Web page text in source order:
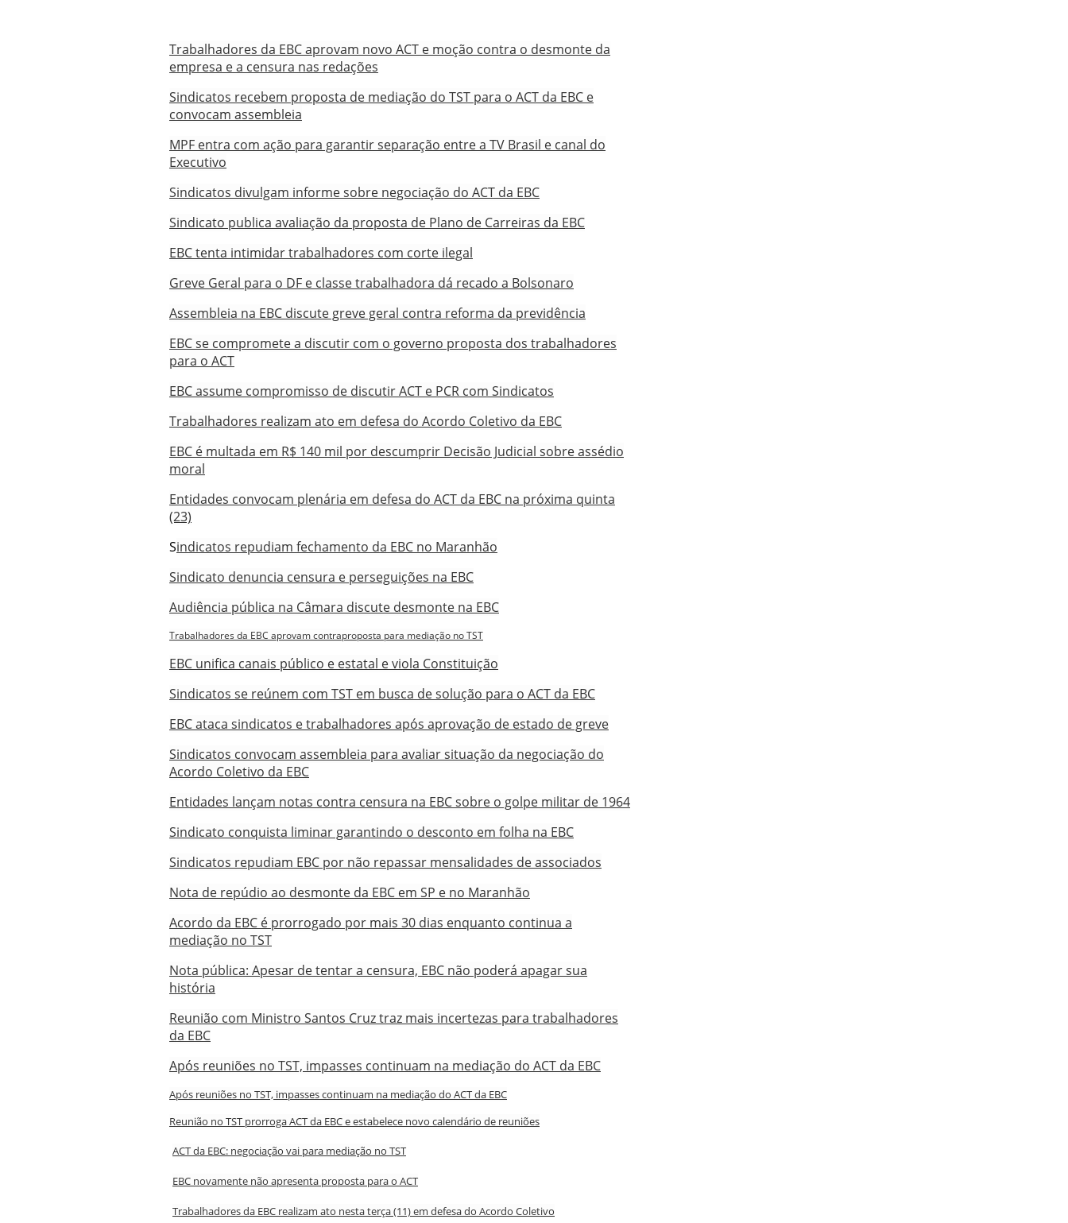
Trabalhadores da EBC aprovam novo ACT e moção contra o desmonte da
empresa e a censura nas redações
Sindicatos recebem proposta de mediação do TST para o ACT da EBC e
convocam assembleia
MPF entra com ação para garantir separação entre a TV Brasil e canal do
Executivo
Sindicatos divulgam informe sobre negociação do ACT da EBC
Sindicato publica avaliação da proposta de Plano de Carreiras da EBC
EBC tenta intimidar trabalhadores com corte ilegal
Greve Geral para o DF e classe trabalhadora dá recado a Bolsonaro
Assembleia na EBC discute greve geral contra reforma da previdência
EBC se compromete a discutir com o governo proposta dos trabalhadores
para o ACT
EBC assume compromisso de discutir ACT e PCR com Sindicatos
Trabalhadores realizam ato em defesa do Acordo Coletivo da EBC
EBC é multada em R$ 140 mil por descumprir Decisão Judicial sobre assédio
moral
Entidades convocam plenária em defesa do ACT da EBC na próxima quinta
(23)
Sindicatos repudiam fechamento da EBC no Maranhão
Sindicato denuncia censura e perseguições na EBC
Audiência pública na Câmara discute desmonte na EBC
Trabalhadores da EBC aprovam contraproposta para mediação no TST
EBC unifica canais público e estatal e viola Constituição
Sindicatos se reúnem com TST em busca de solução para o ACT da EBC
EBC ataca sindicatos e trabalhadores após aprovação de estado de greve
Sindicatos convocam assembleia para avaliar situação da negociação do
Acordo Coletivo da EBC
Entidades lançam notas contra censura na EBC sobre o golpe militar de 1964
Sindicato conquista liminar garantindo o desconto em folha na EBC
Sindicatos repudiam EBC por não repassar mensalidades de associados
Nota de repúdio ao desmonte da EBC em SP e no Maranhão
Acordo da EBC é prorrogado por mais 30 dias enquanto continua a
mediação no TST
Nota pública: Apesar de tentar a censura, EBC não poderá apagar sua
história
Reunião com Ministro Santos Cruz traz mais incertezas para trabalhadores
da EBC
Após reuniões no TST, impasses continuam na mediação do ACT da EBC
Após reuniões no TST, impasses continuam na mediação do ACT da EBC
Reunião no TST prorroga ACT da EBC e estabelece novo calendário de reuniões
ACT da EBC: negociação vai para mediação no TST
EBC novamente não apresenta proposta para o ACT
Trabalhadores da EBC realizam ato nesta terça (11) em defesa do Acordo Coletivo